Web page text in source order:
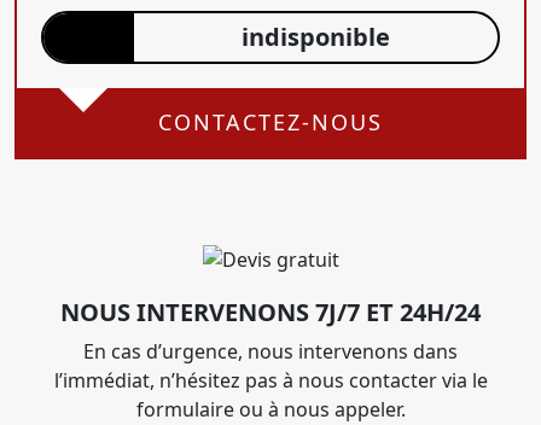
indisponible
CONTACTEZ-NOUS
NOUS INTERVENONS 7J/7 ET 24H/24
En cas d’urgence, nous intervenons dans
l’immédiat, n’hésitez pas à nous contacter via le
formulaire ou à nous appeler.